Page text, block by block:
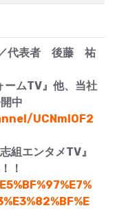
／代表者 後藤 祐
ームTV』他、当社
開中
UCNmIOF2
組エンタメTV』
！